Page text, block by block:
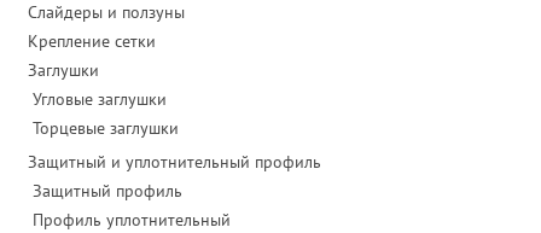
Слайдеры и ползуны
Крепление сетки
Заглушки
Угловые заглушки
Торцевые заглушки
Защитный и уплотнительный профиль
Защитный профиль
Профиль уплотнительный